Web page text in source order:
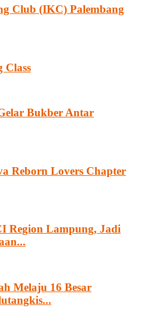
Club (IKC) Palembang
Class
Bukber Antar
Reborn Lovers Chapter
Region Lampung, Jadi
Melaju 16 Besar